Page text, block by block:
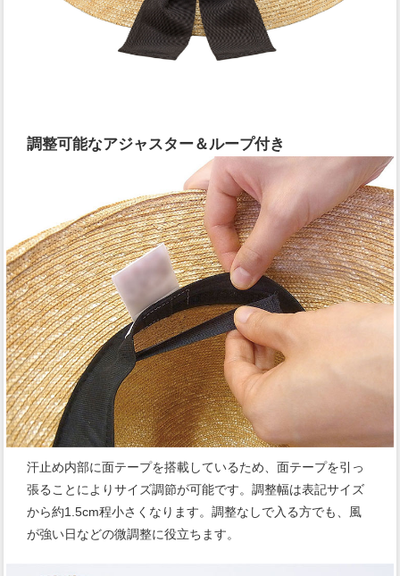
調整可能なアジャスター＆ループ付き
汗止め内部に面テープを搭載しているため、面テープを引っ
張ることによりサイズ調節が可能です。調整幅は表記サイズ
から約1.5cm程小さくなります。調整なしで入る方でも、風
が強い日などの微調整に役立ちます。